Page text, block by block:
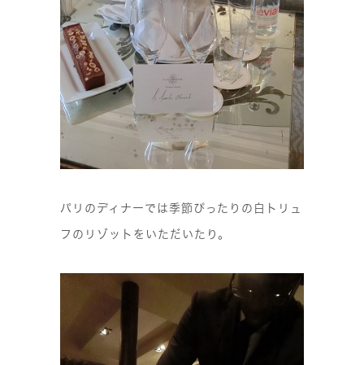
パリのディナーでは季節ぴったりの白トリュ
フのリゾットをいただいたり。